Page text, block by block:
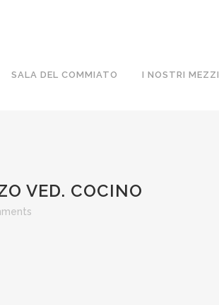
SALA DEL COMMIATO I NOSTRI MEZZI
VED. COCINO